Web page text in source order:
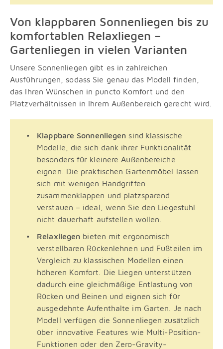
Von klappbaren Sonnenliegen bis zu
komfortablen Relaxliegen –
Gartenliegen in vielen Varianten
Unsere Sonnenliegen gibt es in zahlreichen
Ausführungen, sodass Sie genau das Modell finden,
das Ihren Wünschen in puncto Komfort und den
Platzverhältnissen in Ihrem Außenbereich gerecht wird.
Klappbare Sonnenliegen sind klassische
Modelle, die sich dank ihrer Funktionalität
besonders für kleinere Außenbereiche
eignen. Die praktischen Gartenmöbel lassen
sich mit wenigen Handgriffen
zusammenklappen und platzsparend
verstauen – ideal, wenn Sie den Liegestuhl
nicht dauerhaft aufstellen wollen.
Relaxliegen bieten mit ergonomisch
verstellbaren Rückenlehnen und Fußteilen im
Vergleich zu klassischen Modellen einen
höheren Komfort. Die Liegen unterstützen
dadurch eine gleichmäßige Entlastung von
Rücken und Beinen und eignen sich für
ausgedehnte Aufenthalte im Garten. Je nach
Modell verfügen die Sonnenliegen zusätzlich
über innovative Features wie Multi-Position-
Funktionen oder den Zero-Gravity-